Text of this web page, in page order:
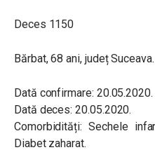
Deces 1150
Bărbat, 68 ani, județ Suceava.
Dată confirmare: 20.05.2020.
Dată deces: 20.05.2020.
Comorbidități: Sechele
Diabet zaharat.